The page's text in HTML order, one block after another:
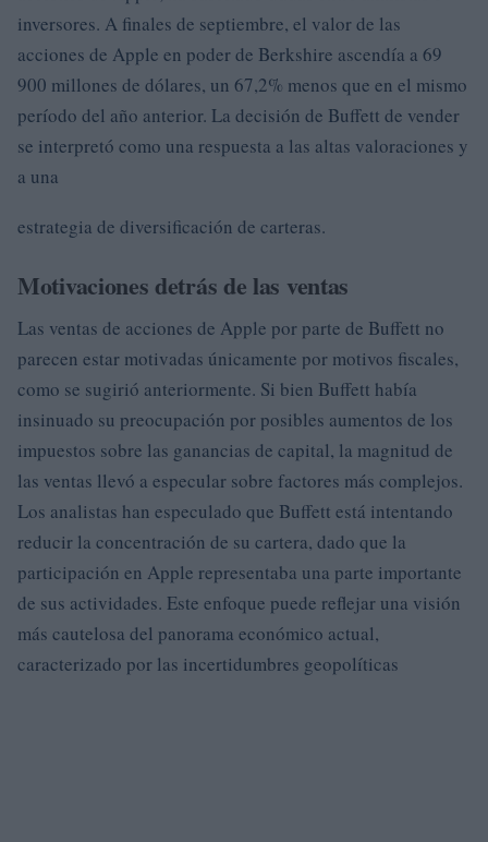
inversores. A finales de septiembre, el valor de las
acciones de Apple en poder de Berkshire ascendía a 69
900 millones de dólares, un 67,2% menos que en el mismo
período del año anterior. La decisión de Buffett de vender
se interpretó como una respuesta a las altas valoraciones y
a una
estrategia de diversificación de carteras.
Motivaciones detrás de las ventas
Las ventas de acciones de Apple por parte de Buffett no
parecen estar motivadas únicamente por motivos fiscales,
como se sugirió anteriormente. Si bien Buffett había
insinuado su preocupación por posibles aumentos de los
impuestos sobre las ganancias de capital, la magnitud de
las ventas llevó a especular sobre factores más complejos.
Los analistas han especulado que Buffett está intentando
reducir la concentración de su cartera, dado que la
participación en Apple representaba una parte importante
de sus actividades. Este enfoque puede reflejar una visión
más cautelosa del panorama económico actual,
caracterizado por las incertidumbres geopolíticas